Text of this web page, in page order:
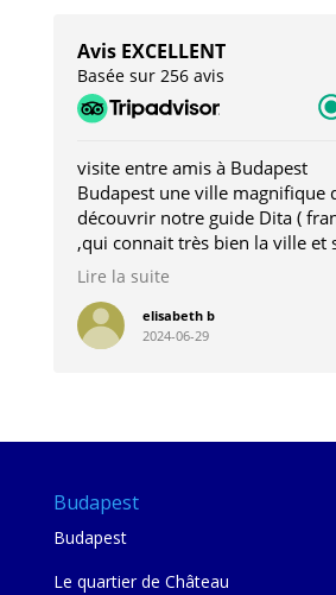
Avis EXCELLENT
Basée sur 256 avis
visite entre amis à Budapest
Budapest une ville magnifique
découvrir notre guide Dita (
,qui connait très bien la ville et
qui nous a permis d'accéder à
pour les restaurants . A la fin
nous étions plus avec une
Lire la suite
elisabeth b
2024-06-29
Budapest
Budapest
Le quartier de Château